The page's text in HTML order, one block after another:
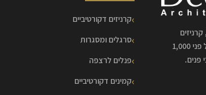
ופרופילים דקורטיביים. אולם תצוגה על פני 1,000
פנים.
קרניזים דקורטיביים
סרגלים ומסגרות
פנלים לרצפה
קמינים דקורטיביים